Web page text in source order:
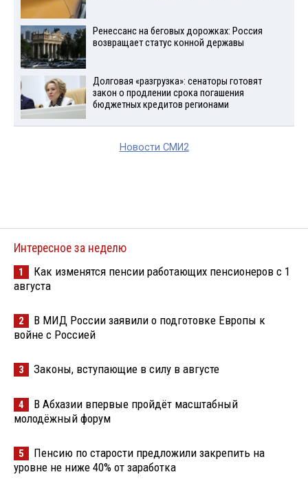
Ренессанс на беговых дорожках: Россия
возвращает статус конной державы
Долговая «разгрузка»: сенаторы готовят
закон о продлении срока погашения
бюджетных кредитов регионами
Новости СМИ2
Интересное за неделю
1
Как изменятся пенсии работающих пенсионеров с 1
августа
2
В МИД России заявили о подготовке Европы к
войне с Россией
3 Законы, вступающие в силу в августе
4
В Абхазии впервые пройдёт масштабный
молодёжный форум
5
Пенсию по старости предложили закрепить на
уровне не ниже 40% от заработка